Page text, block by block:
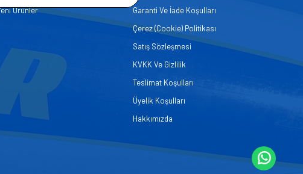
Ürünler
Garanti Ve İade Koşulları
Çerez (Cookie) Politikası
Satış Sözleşmesi
KVKK Ve Gizlilik
Teslimat Koşulları
Üyelik Koşulları
Hakkımızda